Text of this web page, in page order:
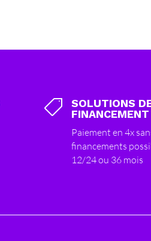

SOLUTIONS
FINANCEMENT
Paiement en 4x
financements
12/24 ou 36 mois